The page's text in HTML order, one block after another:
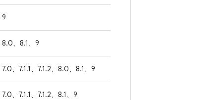
9
8.0、8.1、9
7.0、7.1.1、7.1.2、8.0、8.1、9
7.0、7.1.1、7.1.2、8.1、9